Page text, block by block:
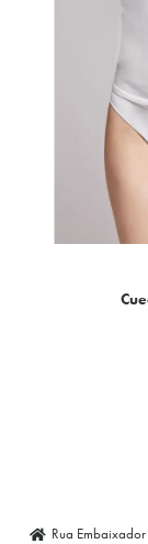
Rua